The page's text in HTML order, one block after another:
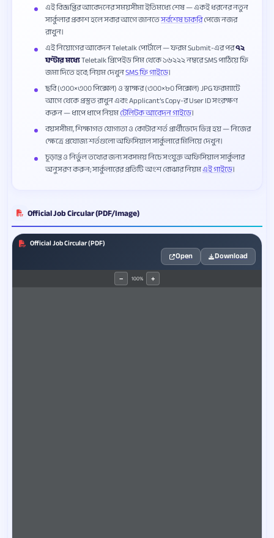
এই বিজ্ঞপ্তির আবেদনের সময়সীমা ইতিমধ্যে শেষ — একই ধরনের নতুন
সার্কুলার প্রকাশ হলে সবার আগে জানতেসর্বশেষ চাকরিপেজে নজর
রাখুন।
এই নিয়োগের আবেদন Teletalk পোর্টালে — ফরম Submit-এর পর৭২
ঘণ্টার মধ্যেTeletalk প্রিপেইড সিম থেকে ১৬২২২ নম্বরে SMS পাঠিয়ে ফি
জমা দিতে হবে; নিয়ম দেখুনSMS ফি গাইডে।
ছবি (৩০০×৩০০ পিক্সেল) ও স্বাক্ষর (৩০০×৮০ পিক্সেল) JPG ফরম্যাটে
আগে থেকে প্রস্তুত রাখুন এবং Applicant’s Copy-র User ID সংরক্ষণ
করুন — ধাপে ধাপে নিয়মটেলিটক আবেদন গাইডে।
বয়সসীমা, শিক্ষাগত যোগ্যতা ও কোটার শর্ত প্রার্থীভেদে ভিন্ন হয় — নিজের
ক্ষেত্রে প্রযোজ্য শর্তগুলো অফিসিয়াল সার্কুলারে মিলিয়ে দেখুন।
চূড়ান্ত ও নির্ভুল তথ্যের জন্য সবসময় নিচে সংযুক্ত অফিসিয়াল সার্কুলার
অনুসরণ করুন; সার্কুলারের প্রতিটি অংশ বোঝার নিয়মএই গাইডে।
Official Job Circular (PDF/Image)
Official Job Circular (PDF)
Open Download
− 100% +